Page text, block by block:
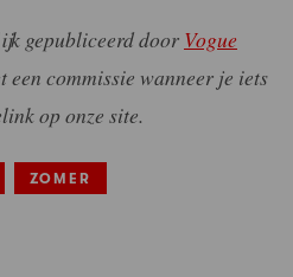
gepubliceerd door Vogue
een commissie wanneer je iets
op onze site.
ZOMER